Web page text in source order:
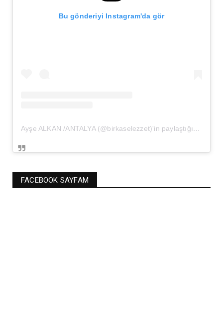
Bu gönderiyi Instagram'da gör
Ayşe ALKAN /ANTALYA (@birkaselezzet)'in paylaştığı bir gönderi
FACEBOOK SAYFAM